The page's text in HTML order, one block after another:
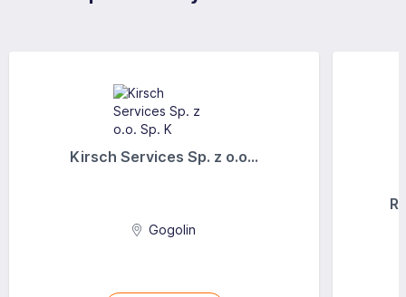
Kirsch Services Sp. z o.o...
Gogolin